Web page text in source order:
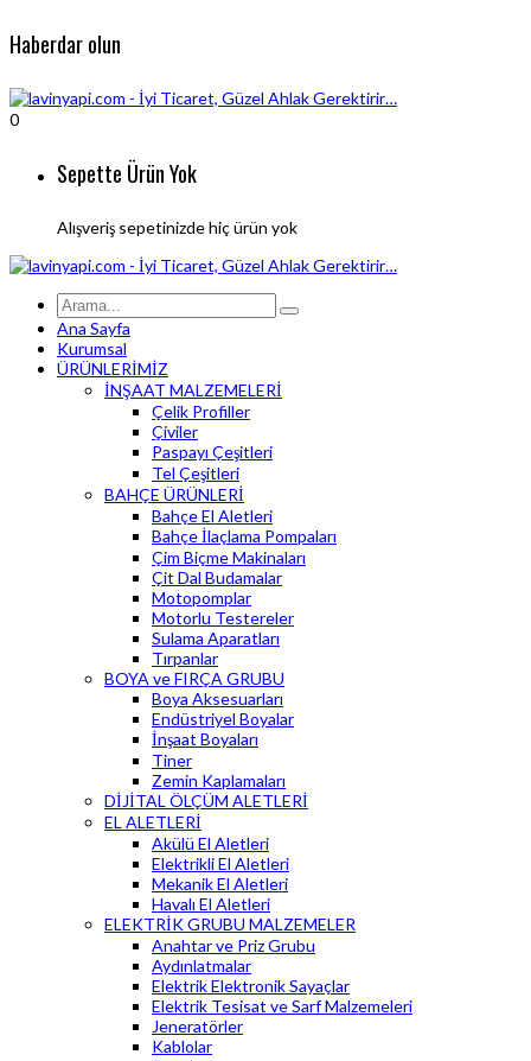
Haberdar olun
0
Sepette Ürün Yok
Alışveriş sepetinizde hiç ürün yok
Ana Sayfa
Kurumsal
ÜRÜNLERİMİZ
İNŞAAT MALZEMELERİ
Çelik Profiller
Çiviler
Paspayı Çeşitleri
Tel Çeşitleri
BAHÇE ÜRÜNLERİ
Bahçe El Aletleri
Bahçe İlaçlama Pompaları
Çim Biçme Makinaları
Çit Dal Budamalar
Motopomplar
Motorlu Testereler
Sulama Aparatları
Tırpanlar
BOYA ve FIRÇA GRUBU
Boya Aksesuarları
Endüstriyel Boyalar
İnşaat Boyaları
Tiner
Zemin Kaplamaları
DİJİTAL ÖLÇÜM ALETLERİ
EL ALETLERİ
Akülü El Aletleri
Elektrikli El Aletleri
Mekanik El Aletleri
Havalı El Aletleri
ELEKTRİK GRUBU MALZEMELER
Anahtar ve Priz Grubu
Aydınlatmalar
Elektrik Elektronik Sayaçlar
Elektrik Tesisat ve Sarf Malzemeleri
Jeneratörler
Kablolar